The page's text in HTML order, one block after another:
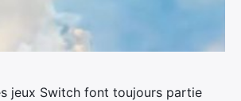
jeux Switch font toujours partie